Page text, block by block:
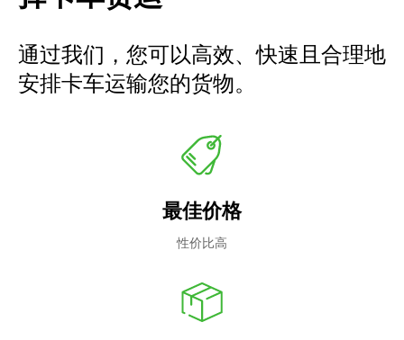
通过我们，您可以高效、快速且合理地
安排卡车运输您的货物。
最佳价格
性价比高